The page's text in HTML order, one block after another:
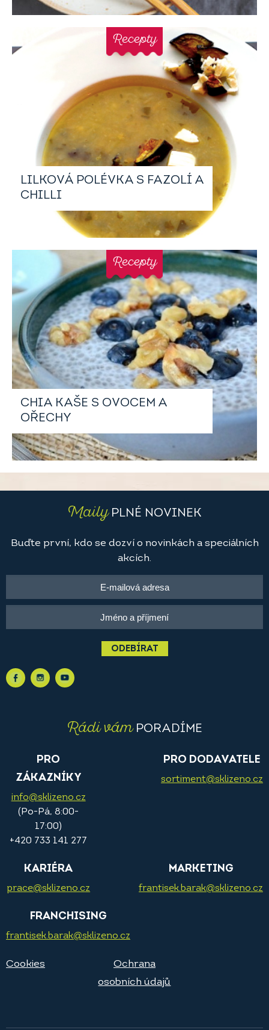
LILKOVÁ POLÉVKA S FAZOLÍ A
CHILLI
Recepty
CHIA KAŠE S OVOCEM A
OŘECHY
Recepty
MailyPLNÉ NOVINEK
Buďte první, kdo se dozví o novinkách a speciálních
akcích.
ODEBÍRAT
Rádi vámPORADÍME
PRO
ZÁKAZNÍKY
info@sklizeno.cz
(Po-Pá, 8:00-
17:00)
+420 733 141 277
PRO DODAVATELE
sortiment@sklizeno.cz
KARIÉRA
prace@sklizeno.cz
MARKETING
frantisek.barak@sklizeno.cz
FRANCHISING
frantisek.barak@sklizeno.cz
Cookies
Ochrana
osobních údajů